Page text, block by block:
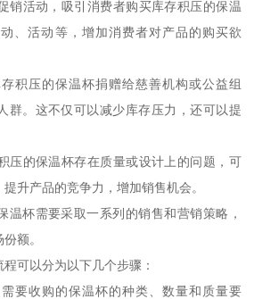
销活动，吸引消费者购买库存积压的保温
、活动等，增加消费者对产品的购买欲
积压的保温杯捐赠给慈善机构或公益组
群。这不仅可以减少库存压力，还可以提
压的保温杯存在质量或设计上的问题，可
升产品的竞争力，增加销售机会。
温杯需要采取一系列的销售和营销策略，
额。
可以分为以下几个步骤：
要收购的保温杯的种类、数量和质量要